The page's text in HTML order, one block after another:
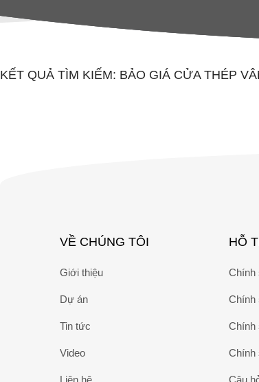
KẾT QUẢ TÌM KIẾM: BẢO GIÁ CỬA THÉP
VỀ CHÚNG TÔI
Giới thiệu
Dự án
Tin tức
Video
Liên hệ
HỖ
Chính
Chính
Chính
Chính
Câu